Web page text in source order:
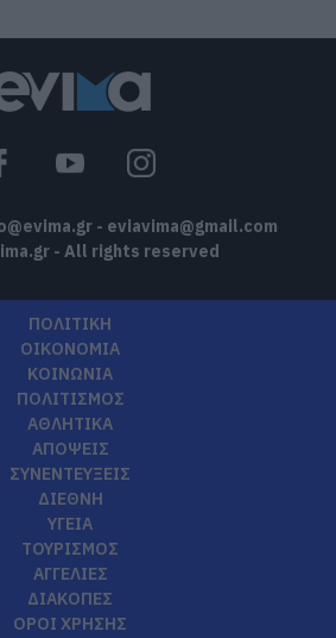
- eviavima@gmail.com
- All rights reserved
ΠΟΛΙΤΙΚΗ
ΟΙΚΟΝΟΜΙΑ
ΚΟΙΝΩΝΙΑ
ΠΟΛΙΤΙΣΜΟΣ
ΑΘΛΗΤΙΚΑ
ΑΠΟΨΕΙΣ
ΣΥΝΕΝΤΕΥΞΕΙΣ
ΔΙΕΘΝΗ
ΥΓΕΙΑ
ΤΟΥΡΙΣΜΟΣ
ΑΓΓΕΛΙΕΣ
ΔΙΑΚΟΠΕΣ
ΟΡΟΙ ΧΡΗΣΗΣ